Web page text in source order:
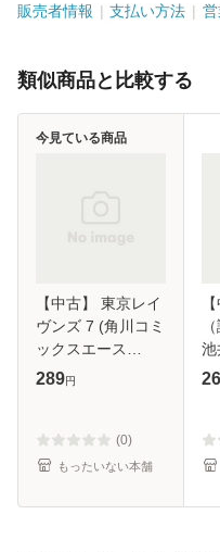
販売者情報 支払い方法
類似商品と比較する
【中古】 東京レイ
ヴンズ 7 (角川コミ
ックスエース
KCA309-7) / あざ
ク]【メール便送料
無料】
289円
(0)
もったいない本舗
今見ている商品
池
[